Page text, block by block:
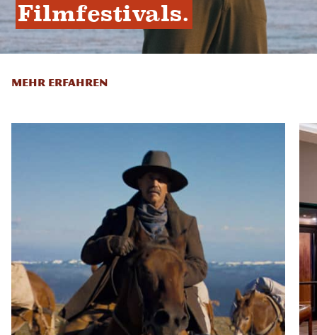
Filmfestivals.
MEHR ERFAHREN